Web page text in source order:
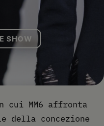
SHOW
MM6 affronta
della concezione